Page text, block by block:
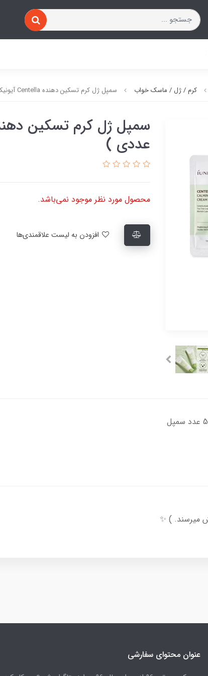
کرم / ژل / ماسک خواب سمپل ژل کرم تسکین دهنده Centella آیونیک ( 5 عددی )
عددی )
محصول مورد نظر موجود نمی‌باشد.
عنوان محتوای سفارشی